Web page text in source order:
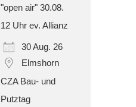
"open air" 30.08.
12 Uhr ev. Allianz
30 Aug. 26
Elmshorn
CZA Bau- und
Putztag